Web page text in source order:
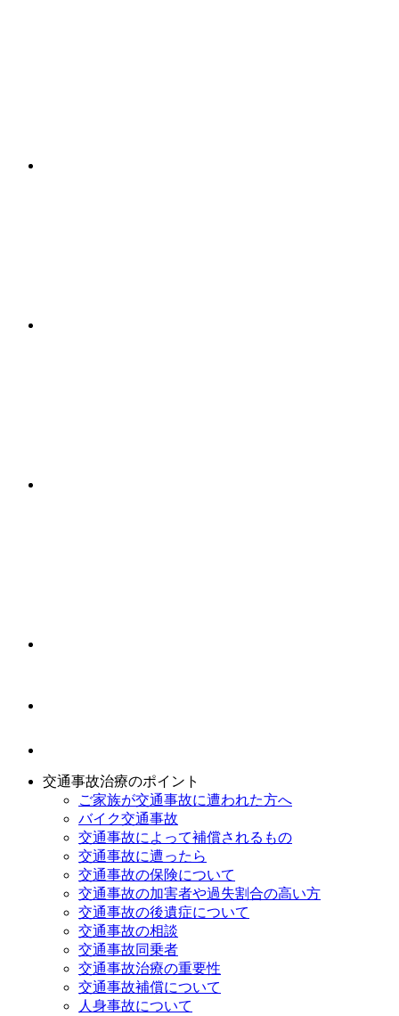
交通事故治療のポイント
ご家族が交通事故に遭われた方へ
バイク交通事故
交通事故によって補償されるもの
交通事故に遭ったら
交通事故の保険について
交通事故の加害者や過失割合の高い方
交通事故の後遺症について
交通事故の相談
交通事故同乗者
交通事故治療の重要性
交通事故補償について
人身事故について